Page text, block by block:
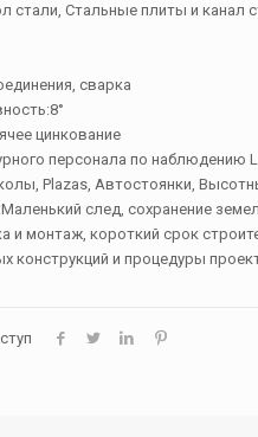
стали, Стальные плиты и канал
сварка
цинкование
персонала по наблюдению
Plazas, Автостоянки,
след, сохранение
и монтаж, короткий срок
конструкций и процедуры